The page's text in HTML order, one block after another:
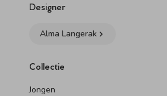
Designer
Alma Langerak
Collectie
Jongen